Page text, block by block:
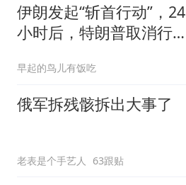
伊朗发起“斩首行动”，24
小时后，特朗普取消行
早起的鸟儿有饭吃
俄军拆残骸拆出大事了
老表是个手艺人 63跟贴